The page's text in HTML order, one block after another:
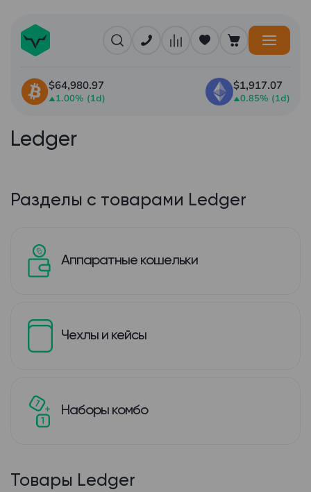
$64,980.97
1.00% (1d)
$1,917.07
0.85% (1d)
Ledger
Разделы с товарами Ledger
Аппаратные кошельки
Чехлы и кейсы
Наборы комбо
Товары Ledger